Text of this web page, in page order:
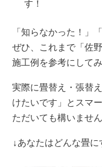
す！
「知らなかった！」
ぜひ、これまで「佐
施工例を参考にして
実際に畳替え・張替
けたいです」とスマ
ただいても構いません
↓あなたはどんな畳